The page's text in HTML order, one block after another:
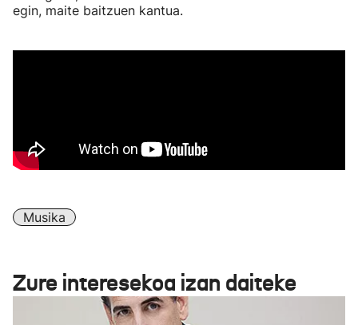
egin, maite baitzuen kantua.
Musika
Zure interesekoa izan daiteke